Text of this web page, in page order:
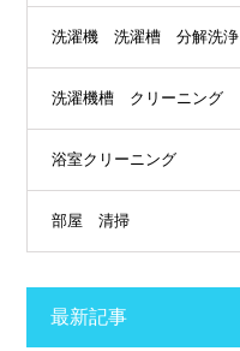
洗濯機 洗濯槽 分解洗浄
洗濯機槽 クリーニング
浴室クリーニング
部屋 清掃
最新記事